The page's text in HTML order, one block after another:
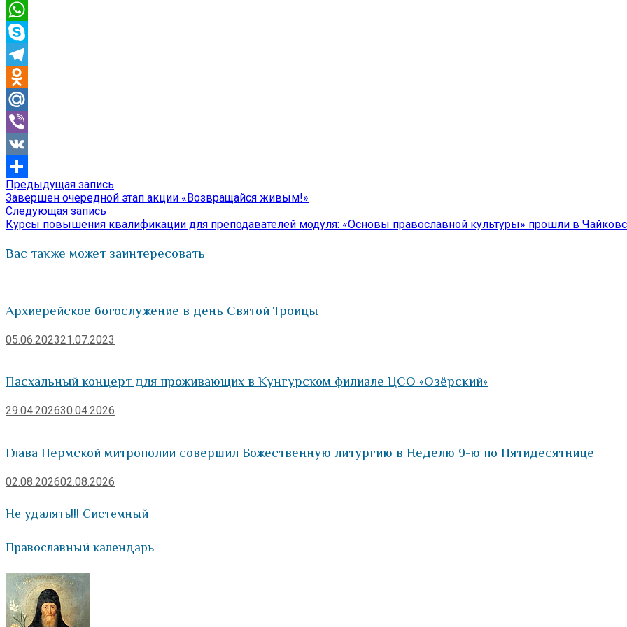
Email
WhatsApp
Skype
Telegram
Odnoklassniki
Mail.Ru
Viber
VK
Отправить
Навигация
по
записям
Предыдущая запись
запись:
Завершен очередной этап акции «Возвращайся живым!»
Следующая запись
запись:
Курсы повышения квалификации для преподавателей модуля: «Основы православной культуры» прошли в
Вас также может заинтересовать
Архиерейское богослужение в день Святой Троицы
05.06.202321.07.2023
Пасхальный концерт для проживающих в Кунгурском филиале ЦСО «Озёрский»
29.04.202630.04.2026
Глава Пермской митрополии совершил Божественную литургию в Неделю 9-ю по Пятидесятнице
02.08.202602.08.2026
Не удалять!!! Системный
Православный календарь